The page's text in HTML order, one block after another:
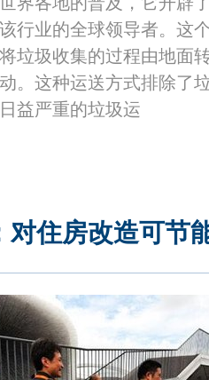
行业的全球领导者。这
垃圾收集的过程由地面
。这种运送方式排除了
益严重的垃圾运
对住房改造可节